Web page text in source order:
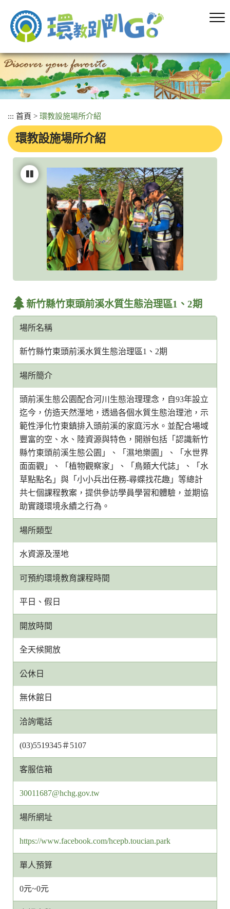
容
塊
::: 首頁 > 環教設施場所介紹
環教設施場所介紹
新竹縣竹東頭前溪水質生態治理區1、2期
場所名稱
新竹縣竹東頭前溪水質生態治理區1、2期
場所簡介
頭前溪生態公園配合河川生態治理理念，自93年設立
迄今，仿造天然溼地，透過各個水質生態治理池，示
範性淨化竹東鎮排入頭前溪的家庭污水。並配合場域
豐富的空、水、陸資源與特色，開辦包括「認識新竹
縣竹東頭前溪生態公園」、「濕地樂園」、「水世界
面面觀」、「植物觀察家」、「鳥類大代誌」、「水
草點點名」與「小小兵出任務-尋蝶找花趣」等總計
共七個課程教案，提供參訪學員學習和體驗，並期協
助實踐環境永續之行為。
場所類型
水資源及溼地
可預約環境教育課程時間
平日、假日
開放時間
全天候開放
公休日
無休館日
洽詢電話
(03)5519345＃5107
客服信箱
客
服
信
網
址
30011687@hchg.gov.tw
場所網址
https://www.facebook.com/hcepb.toucian.park
單人預算
0元~0元